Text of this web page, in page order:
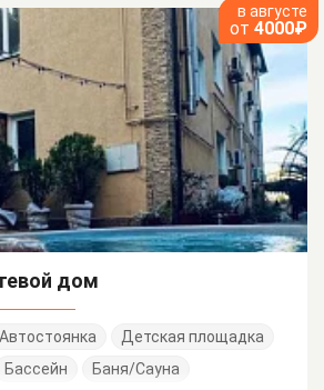
в августе
от 4000₽
дом
Автостоянка
Детская площадка
Бассейн Баня/Сауна